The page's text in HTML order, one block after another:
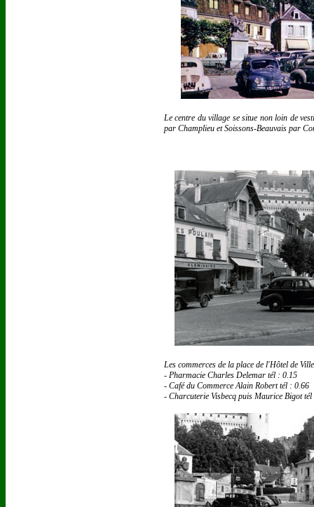
Le centre du village se situe non loin de
par Champlieu et Soissons-Beauvais par
Les commerces de la place de l'Hôtel de
- Pharmacie Charles Delemar tél : 0.15
- Café du Commerce Alain Robert tél : 0.66
- Charcuterie Visbecq puis Maurice Bigot